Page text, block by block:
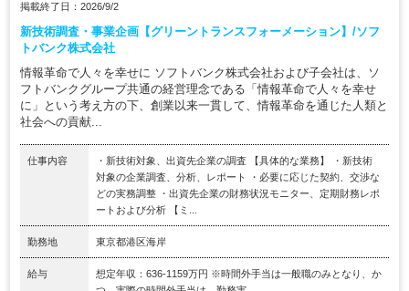
掲載終了日：2026/9/2
新技術調査・事業企画【グリーントランスフォーメーション】/ソフ
トバンク株式会社
情報革命で人々を幸せに ソフトバンク株式会社および子会社は、ソ
フトバンクグループ共通の経営理念である「情報革命で人々を幸せ
に」という考え方の下、創業以来一貫して、情報革命を通じた人類と
社会への貢献...
仕事内容
・新技術対象、出資先企業の調査 【具体的な業務】 ・新技術
対象の企業調査、分析、レポート ・必要に応じた契約、交渉な
どの実務調整 ・出資先企業の財務状況モニター、定期財務レポ
ートおよび分析 【ミ...
勤務地 東京都港区海岸
給与
想定年収：636-1159万円 ※時間外手当は一般職のみとなり、か